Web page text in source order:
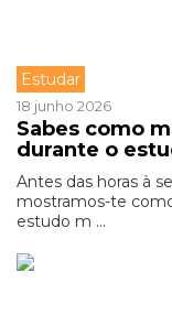
Estudar
18 junho 2026
Sabes como
durante o
Antes das horas à
mostramos-te
estudo m ...